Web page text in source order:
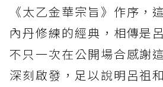
《太乙金華宗旨》作序，
內丹修練的經典，相傳是
不只一次在公開場合感謝
深刻啟發，足以說明呂祖